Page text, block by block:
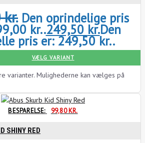
kr. Den oprindelige pris
kr..249,50 kr.Den
pris er: 249,50 kr..
VÆLG VARIANT
varianter. Mulighederne kan vælges på
BESPARELSE: 99,80KR.
SHINY RED